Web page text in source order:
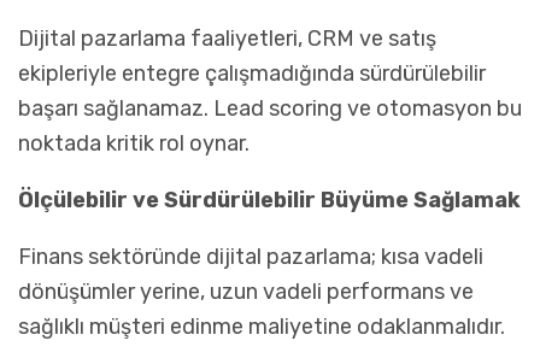
Dijital pazarlama faaliyetleri, CRM ve satış
ekipleriyle entegre çalışmadığında sürdürülebilir
başarı sağlanamaz. Lead scoring ve otomasyon bu
noktada kritik rol oynar.
Ölçülebilir ve Sürdürülebilir Büyüme Sağlamak
Finans sektöründe dijital pazarlama; kısa vadeli
dönüşümler yerine, uzun vadeli performans ve
sağlıklı müşteri edinme maliyetine odaklanmalıdır.